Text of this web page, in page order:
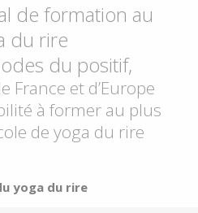
de formation au
du rire
du positif,
France et d’Europe
à former au plus
de yoga du rire
yoga du rire